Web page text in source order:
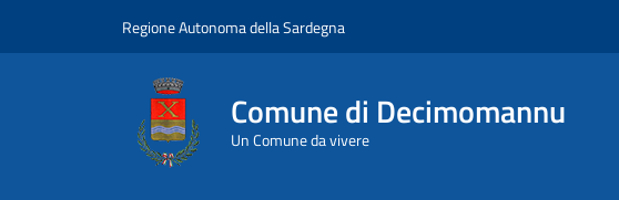
Regione Autonoma della Sardegna
Comune di Decimomannu
Un Comune da vivere